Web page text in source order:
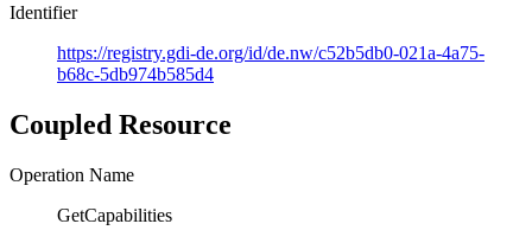
Identifier
https://registry.gdi-de.org/id/de.nw/c52b5db0-021a-4a75-
b68c-5db974b585d4
Coupled Resource
Operation Name
GetCapabilities